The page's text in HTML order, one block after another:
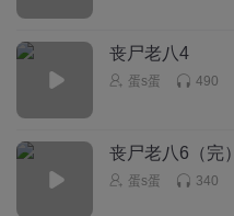
丧尸老八4
蛋s蛋 490
丧尸老八6（完）
蛋s蛋 340